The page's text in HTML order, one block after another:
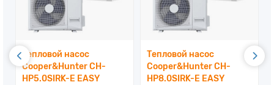
Тепловой насос
Cooper&Hunter CH-
HP5.0SIRK-E EASY
Тепловой насос
Cooper&Hunter CH-
HP8.0SIRK-E EASY